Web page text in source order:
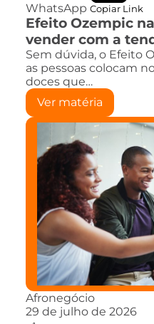
WhatsApp Copiar Link
Efeito Ozempic
vender com a
Sem dúvida, o Efeito
as pessoas colocam
doces que…
Ver matéria
Afronegócio
29 de julho de 2026